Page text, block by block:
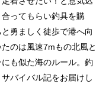
ってもらい釣具を購
勇ましく徒歩で港へ向
のは風速7mもの北風と
も似た海のルール。釣
バイバル記をお届けし